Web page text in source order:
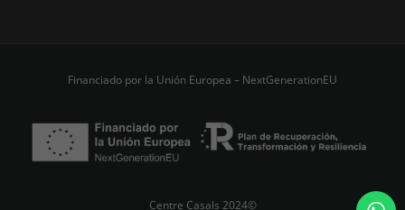
Financiado por la Unión Europea – NextGenerationEU
Centre Casals 2024©